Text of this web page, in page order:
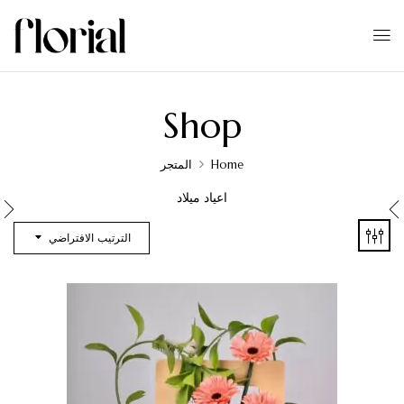
Shop
Home المتجر
اعياد ميلاد
الترتيب الافتراضي